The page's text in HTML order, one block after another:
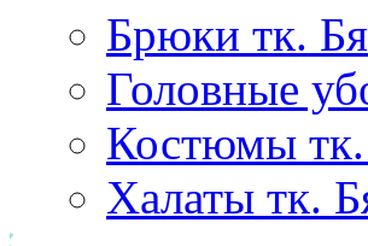
Брюки тк.
Головные
Костюмы тк.
Халаты тк.